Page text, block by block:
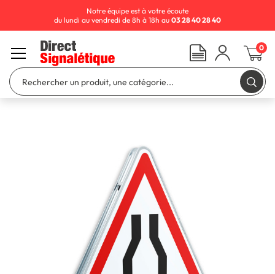
Notre équipe est à votre écoute
du lundi au vendredi de 8h à 18h au 03 28 40 28 40
0